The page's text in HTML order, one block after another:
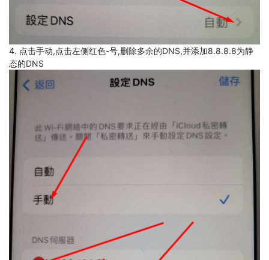
4. 点击手动,点击左侧红色-号,删除多余的DNS,并添加8.8.8.8为静
态的DNS